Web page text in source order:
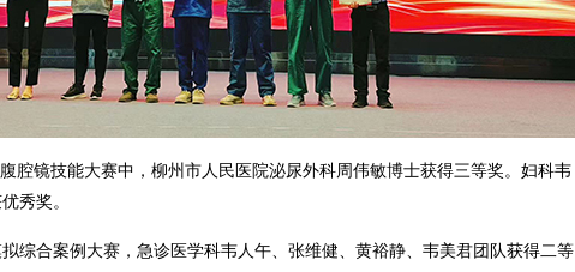
腔镜技能大赛中，柳州市人民医院泌尿外科周伟敏博士获得三等奖。妇科韦
秀奖。
综合案例大赛，急诊医学科韦人午、张维健、黄裕静、韦美君团队获得二等